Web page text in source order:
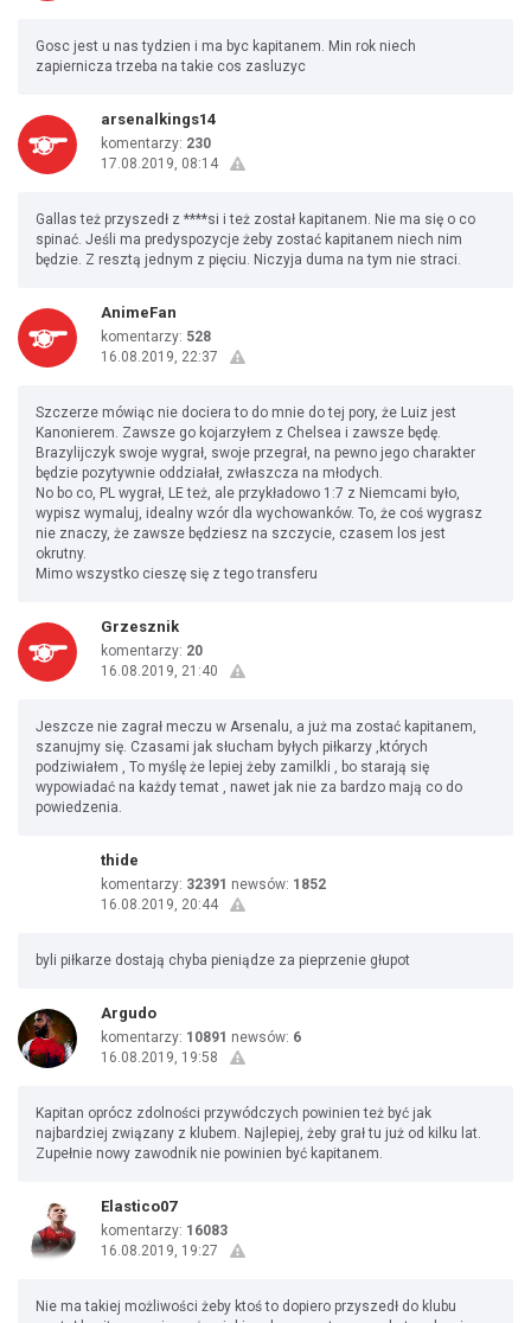
Gosc jest u nas tydzien i ma byc kapitanem. Min rok niech
zapiernicza trzeba na takie cos zasluzyc
arsenalkings14
komentarzy: 230
17.08.2019, 08:14
Gallas też przyszedł z ****si i też został kapitanem. Nie ma się o co
spinać. Jeśli ma predyspozycje żeby zostać kapitanem niech nim
będzie. Z resztą jednym z pięciu. Niczyja duma na tym nie straci.
AnimeFan
komentarzy: 528
16.08.2019, 22:37
Szczerze mówiąc nie dociera to do mnie do tej pory, że Luiz jest
Kanonierem. Zawsze go kojarzyłem z Chelsea i zawsze będę.
Brazylijczyk swoje wygrał, swoje przegrał, na pewno jego charakter
będzie pozytywnie oddziałał, zwłaszcza na młodych.
No bo co, PL wygrał, LE też, ale przykładowo 1:7 z Niemcami było,
wypisz wymaluj, idealny wzór dla wychowanków. To, że coś wygrasz
nie znaczy, że zawsze będziesz na szczycie, czasem los jest
okrutny.
Mimo wszystko cieszę się z tego transferu
Grzesznik
komentarzy: 20
16.08.2019, 21:40
Jeszcze nie zagrał meczu w Arsenalu, a już ma zostać kapitanem,
szanujmy się. Czasami jak słucham byłych piłkarzy ,których
podziwiałem , To myślę że lepiej żeby zamilkli , bo starają się
wypowiadać na każdy temat , nawet jak nie za bardzo mają co do
powiedzenia.
thide
komentarzy: 32391 newsów: 1852
16.08.2019, 20:44
byli piłkarze dostają chyba pieniądze za pieprzenie głupot
Argudo
komentarzy: 10891 newsów: 6
16.08.2019, 19:58
Kapitan oprócz zdolności przywódczych powinien też być jak
najbardziej związany z klubem. Najlepiej, żeby grał tu już od kilku lat.
Zupełnie nowy zawodnik nie powinien być kapitanem.
Elastico07
komentarzy: 16083
16.08.2019, 19:27
Nie ma takiej możliwości żeby ktoś to dopiero przyszedł do klubu